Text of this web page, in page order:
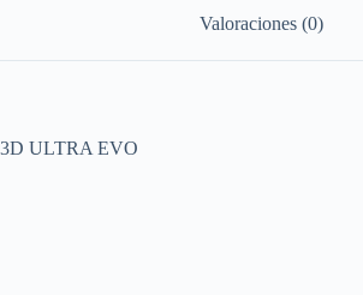
Valoraciones (0)
3D ULTRA EVO